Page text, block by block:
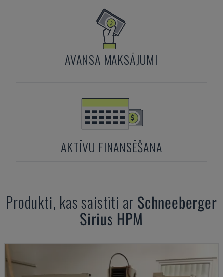
AVANSA MAKSĀJUMI
AKTĪVU FINANSĒŠANA
Produkti, kas saistīti ar Schneeberger
Sirius HPM